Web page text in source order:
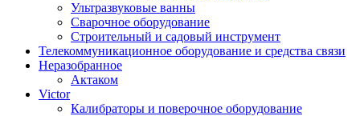
Ультразвуковые ванны
Сварочное оборудование
Строительный и садовый инструмент
Телекоммуникационное оборудование и средства связи
Неразобранное
Актаком
Victor
Калибраторы и поверочное оборудование